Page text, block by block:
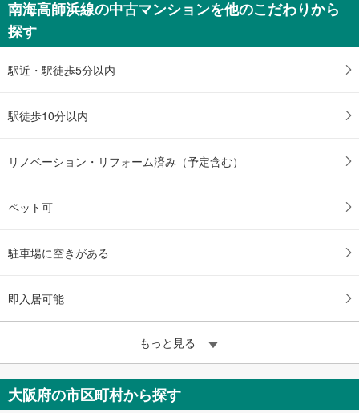
南海高師浜線の中古マンションを他のこだわりから
探す
駅近・駅徒歩5分以内
駅徒歩10分以内
リノベーション・リフォーム済み（予定含む）
ペット可
駐車場に空きがある
即入居可能
もっと見る
大阪府の市区町村から探す